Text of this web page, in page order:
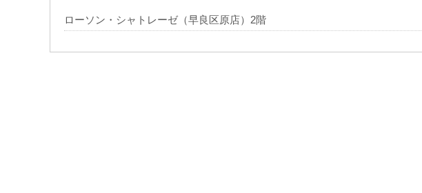
ローソン・シャトレーゼ（早良区原店）2階